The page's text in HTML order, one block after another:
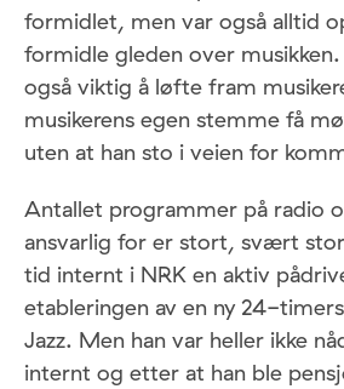
formidlet, men var også alltid
formidle gleden over
også viktig å løfte fram
musikerens egen stemme få
uten at han sto i veien for
Antallet programmer på radio
ansvarlig for er stort, svært
tid internt i NRK en aktiv
etableringen av en ny 24-
Jazz. Men han var heller ikke
internt og etter at han ble